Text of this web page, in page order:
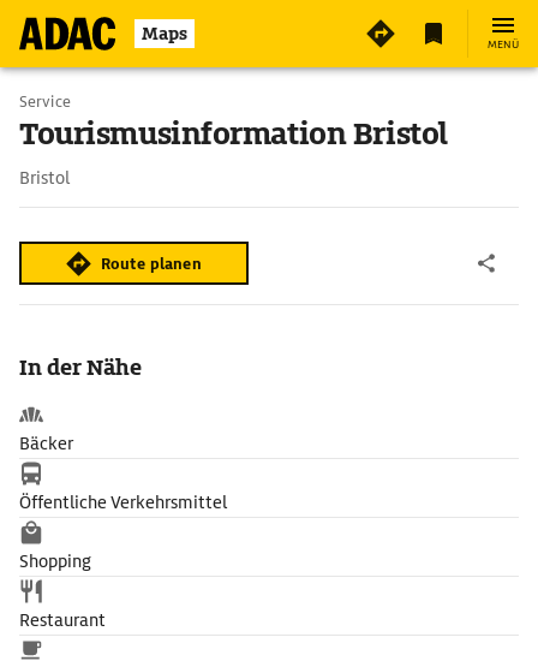
Maps MENÜ
Service
Tourismusinformation Bristol
Bristol
Route planen
In der Nähe
Bäcker
Öffentliche Verkehrsmittel
Shopping
Restaurant